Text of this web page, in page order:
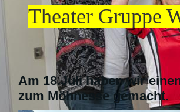
Theater Gruppe
Am 18.Juli haben wir
zum Möhnesse gemacht.